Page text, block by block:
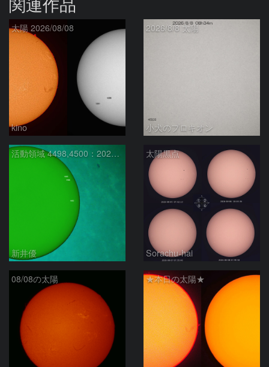
太陽 2026/08/08
kino
2026/8/8 太陽
小犬のプロキオン
活動領域 4498,4500：2026/08/08
新井優
太陽黒点
Sorachu-hai
08/08の太陽 ★本日の太陽★